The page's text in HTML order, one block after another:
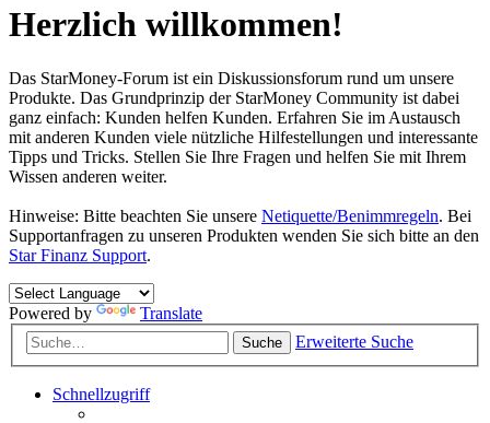
Herzlich willkommen!
Das StarMoney-Forum ist ein Diskussionsforum rund um unsere
Produkte. Das Grundprinzip der StarMoney Community ist dabei
ganz einfach: Kunden helfen Kunden. Erfahren Sie im Austausch
mit anderen Kunden viele nützliche Hilfestellungen und interessante
Tipps und Tricks. Stellen Sie Ihre Fragen und helfen Sie mit Ihrem
Wissen anderen weiter.
Hinweise: Bitte beachten Sie unsere Netiquette/Benimmregeln. Bei
Supportanfragen zu unseren Produkten wenden Sie sich bitte an den
Star Finanz Support.
Powered by Translate
Suche Erweiterte Suche
Schnellzugriff